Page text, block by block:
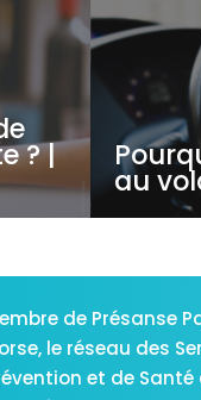
? |
au
de Présanse
le réseau des
et de